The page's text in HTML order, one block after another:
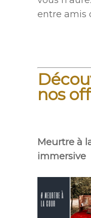
entre amis
nos
Meurtre à
immersive